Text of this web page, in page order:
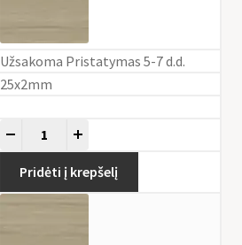
Užsakoma Pristatymas 5-7 d.d.
25x2mm
Pridėti į krepšelį